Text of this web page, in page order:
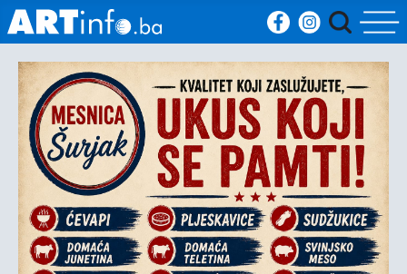
Početna
Vijesti
Sport
Kultura